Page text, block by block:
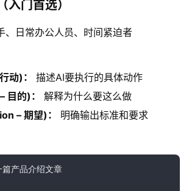
入门首选）
、日常办公人员、时间紧迫者
动)：
描述AI要执行的具体动作
目的)：
解释为什么要这么做
– 期望)：
明确输出标准和要求
篇产品介绍文章